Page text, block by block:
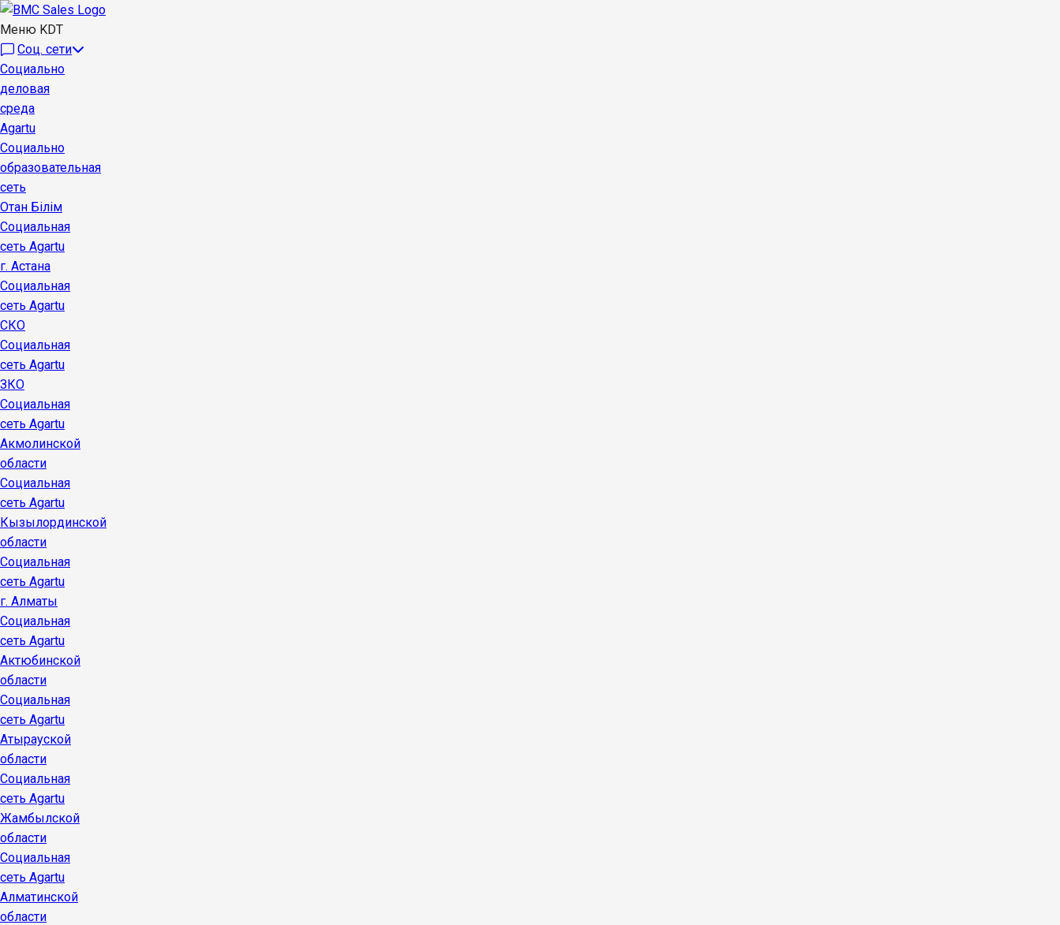
Меню KDT
Соц. сети
Социально
деловая
среда
Agartu
Социально
образовательная
сеть
Отан Бiлiм
Социальная
сеть Agartu
г. Астана
Социальная
сеть Agartu
СКО
Социальная
сеть Agartu
ЗКО
Социальная
сеть Agartu
Акмолинской
области
Социальная
сеть Agartu
Кызылординской
области
Социальная
сеть Agartu
г. Алматы
Социальная
сеть Agartu
Актюбинской
области
Социальная
сеть Agartu
Атырауской
области
Социальная
сеть Agartu
Жамбылской
области
Социальная
сеть Agartu
Алматинской
области